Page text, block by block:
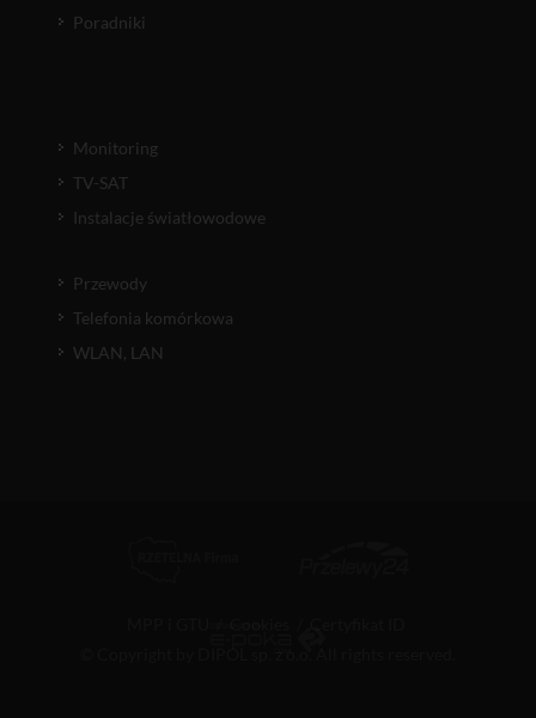
Poradniki
Monitoring
TV-SAT
Instalacje światłowodowe
Przewody
Telefonia komórkowa
WLAN, LAN